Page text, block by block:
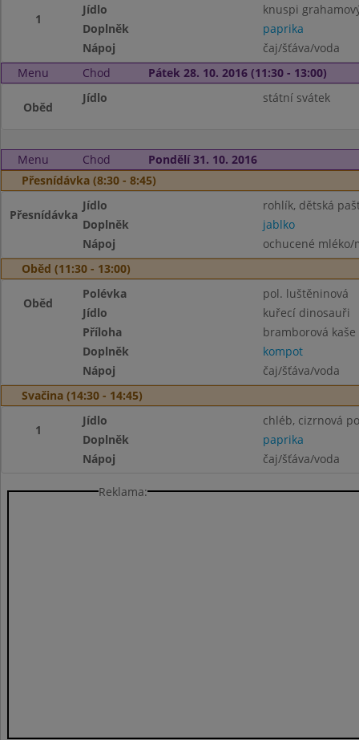
1
Jídlo
knuspi
Doplněk
paprika
Nápoj
čaj/šťáva/voda
Menu
Chod Pátek 28. 10. 2016 (11:30 - 13:00)
Oběd
Jídlo státní svátek
Menu Chod
Pondělí 31. 10. 2016
Přesnídávka (8:30 - 8:45)
Přesnídávka
Jídlo
rohlík, dětská
Doplněk
jablko
Nápoj
ochucené
Oběd (11:30 - 13:00)
Oběd
Polévka
pol. luštěninová
Jídlo
kuřecí dinosauři
Příloha
bramborová kaše
Doplněk
kompot
Nápoj
čaj/šťáva/voda
Svačina (14:30 - 14:45)
1
Jídlo
chléb, cizrnová
Doplněk
paprika
Nápoj
čaj/šťáva/voda
Reklama: